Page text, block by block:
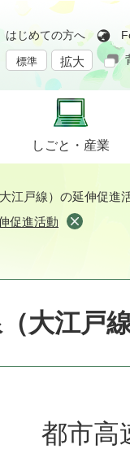
はじめての方へ
標準 拡大
しごと・ 産業
江戸線）の延伸促進
促進活動
大江戸
都市高